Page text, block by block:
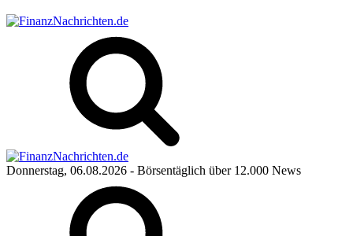
Donnerstag, 06.08.2026 - Börsentäglich über 12.000 News